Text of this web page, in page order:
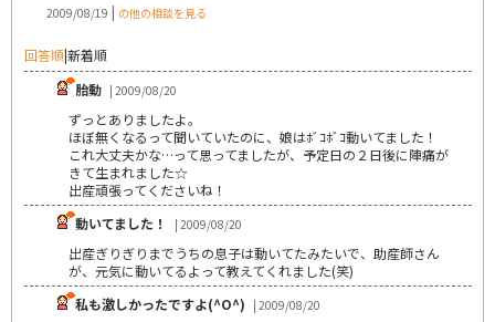
2009/08/19 | の他の相談を見る
回答順|新着順
胎動 | 2009/08/20
ずっとありましたよ。
ほぼ無くなるって聞いていたのに、娘はﾎﾞｺﾎﾞｺ動いてました！
これ大丈夫かな…って思ってましたが、予定日の２日後に陣痛が
きて生まれました☆
出産頑張ってくださいね！
動いてました！
| 2009/08/20
出産ぎりぎりまでうちの息子は動いてたみたいで、助産師さん
が、元気に動いてるよって教えてくれました(笑)
私も激しかったですよ(^O^) | 2009/08/20